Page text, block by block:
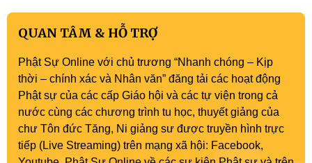
QUAN TÂM & HỖ TRỢ
Phật Sự Online với chủ trương “Nhanh chóng – Kịp
thời – chính xác và Nhân văn” đăng tải các hoạt động
Phật sự của các cấp Giáo hội và các tự viện trong cả
nước cùng các chương trình tu học, thuyết giảng của
chư Tôn đức Tăng, Ni giảng sư được truyền hình trực
tiếp (Live Streaming) trên mạng xã hội: Facebook,